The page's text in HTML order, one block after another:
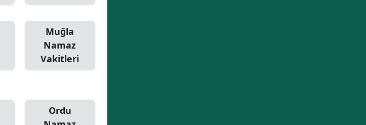
Muğla
Namaz
Vakitleri
Ordu